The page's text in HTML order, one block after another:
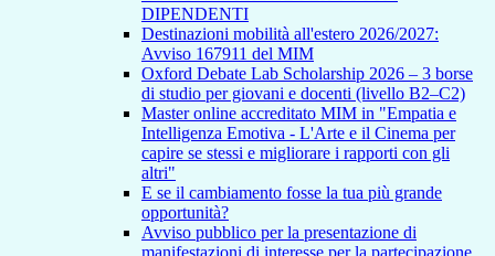
DIPENDENTI
Destinazioni mobilità all'estero 2026/2027:
Avviso 167911 del MIM
Oxford Debate Lab Scholarship 2026 – 3 borse
di studio per giovani e docenti (livello B2–C2)
Master online accreditato MIM in "Empatia e
Intelligenza Emotiva - L'Arte e il Cinema per
capire se stessi e migliorare i rapporti con gli
altri"
E se il cambiamento fosse la tua più grande
opportunità?
Avviso pubblico per la presentazione di